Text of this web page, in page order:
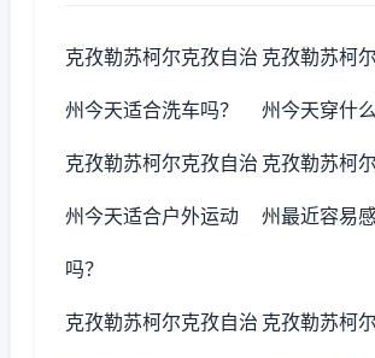
克孜勒苏柯尔克孜自治
州今天适合洗车吗？
克孜勒苏柯
州今天穿什
克孜勒苏柯尔克孜自治
州今天适合户外运动
吗？
克孜勒苏柯
州最近容易
克孜勒苏柯尔克孜自治 克孜勒苏柯